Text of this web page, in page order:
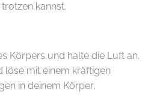
kannst.
Körpers und halte die Luft an.
löse mit einem kräftigen
in deinem Körper.